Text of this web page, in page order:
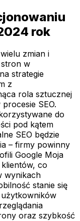
rok
zmian i
w
strategie
z
rola sztucznej
SEO.
do
pod kątem
SEO będzie
– firmy powinny
Google Moja
co
wynikach
stanie się
oraz szybkość